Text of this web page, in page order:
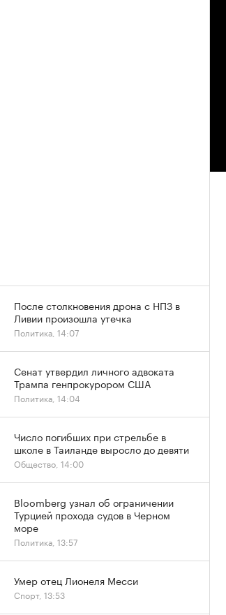
После столкновения дрона с НПЗ в
Ливии произошла утечка
Политика, 14:07
Сенат утвердил личного адвоката
Трампа генпрокурором США
Политика, 14:04
Число погибших при стрельбе в
школе в Таиланде выросло до девяти
Общество, 14:00
Bloomberg узнал об ограничении
Турцией прохода судов в Черном
море
Политика, 13:57
Умер отец Лионеля Месси
Спорт, 13:53